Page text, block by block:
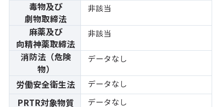
毒物及び
劇物取締法
非該当
麻薬及び
向精神薬取締法
非該当
消防法（危険
物）
データなし
労働安全衛生法 データなし
PRTR対象物質 データなし